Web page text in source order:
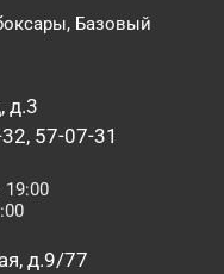
Базовый
д.3
57-07-31
д.9/77